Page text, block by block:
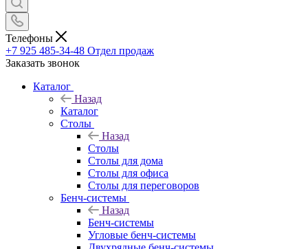
Телефоны
+7 925 485-34-48 Отдел продаж
Заказать звонок
Каталог
Назад
Каталог
Столы
Назад
Столы
Столы для дома
Столы для офиса
Столы для переговоров
Бенч-системы
Назад
Бенч-системы
Угловые бенч-системы